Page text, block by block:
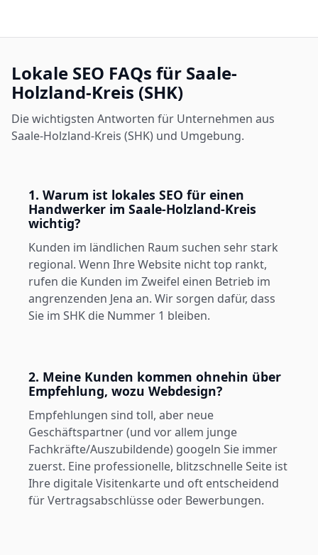
Lokale SEO FAQs für Saale-
Holzland-Kreis (SHK)
Die wichtigsten Antworten für Unternehmen aus
Saale-Holzland-Kreis (SHK) und Umgebung.
1. Warum ist lokales SEO für einen
Handwerker im Saale-Holzland-Kreis
wichtig?
Kunden im ländlichen Raum suchen sehr stark
regional. Wenn Ihre Website nicht top rankt,
rufen die Kunden im Zweifel einen Betrieb im
angrenzenden Jena an. Wir sorgen dafür, dass
Sie im SHK die Nummer 1 bleiben.
2. Meine Kunden kommen ohnehin über
Empfehlung, wozu Webdesign?
Empfehlungen sind toll, aber neue
Geschäftspartner (und vor allem junge
Fachkräfte/Auszubildende) googeln Sie immer
zuerst. Eine professionelle, blitzschnelle Seite ist
Ihre digitale Visitenkarte und oft entscheidend
für Vertragsabschlüsse oder Bewerbungen.